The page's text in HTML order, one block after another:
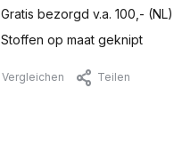
Gratis bezorgd v.a. 100,- (NL)
Stoffen op maat geknipt
Vergleichen Teilen